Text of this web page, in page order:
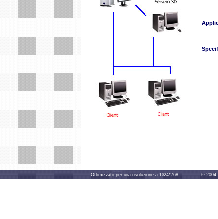
Ottimizzato per una risoluzione a 1024*768 © 2004-